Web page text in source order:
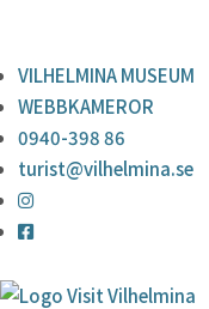
VILHELMINA MUSEUM
WEBBKAMEROR
0940-398 86
turist@vilhelmina.se